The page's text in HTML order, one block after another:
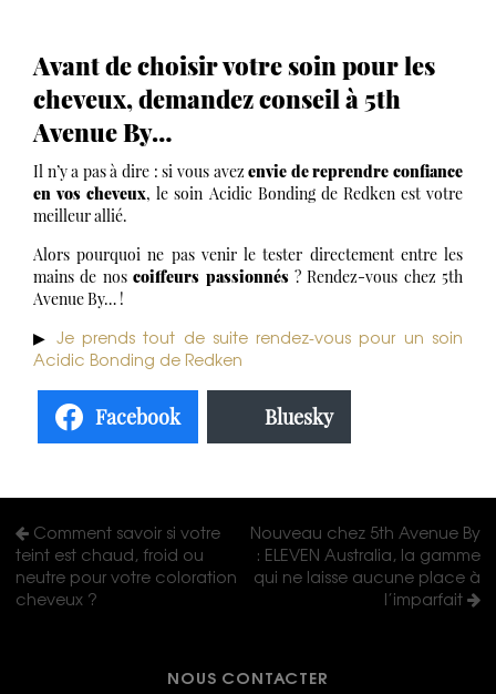
Avant de choisir votre soin pour les
cheveux, demandez conseil à 5th
Avenue By…
Il n’y a pas à dire : si vous avezenvie de reprendre confiance
en vos cheveux, le soin Acidic Bonding de Redken est votre
meilleur allié.
Alors pourquoi ne pas venir le tester directement entre les
mains de noscoiffeurs passionnés? Rendez-vous chez 5th
Avenue By… !
▶ Je prends tout de suite rendez-vous pour un soin
Acidic Bonding de Redken
Facebook Bluesky
Comment savoir si votre
teint est chaud, froid ou
neutre pour votre coloration
cheveux ?
Nouveau chez 5th Avenue By
: ELEVEN Australia, la gamme
qui ne laisse aucune place à
l’imparfait
NOUS CONTACTER